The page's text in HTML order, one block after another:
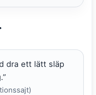
dra ett lätt släp